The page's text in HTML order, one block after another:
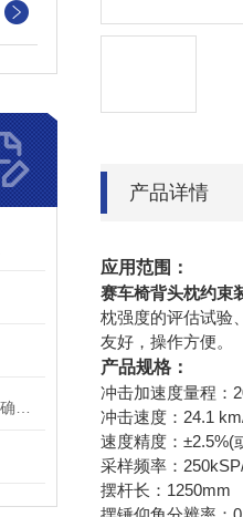
产品详情
应用范围：
赛车椅背头枕约束
枕强度的评估试验
友好，操作方便。
产品规格：
冲击加速度量程：
冲击速度：24.1
速度精度：±2.5%(
采样频率：
摆杆长：1250mm